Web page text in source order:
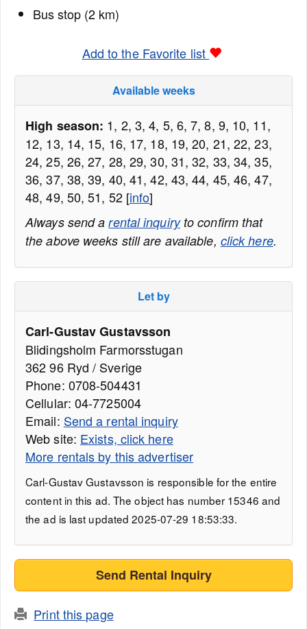
Bus stop (2 km)
Add to the Favorite list
Available weeks
High season: 1, 2, 3, 4, 5, 6, 7, 8, 9, 10, 11,
12, 13, 14, 15, 16, 17, 18, 19, 20, 21, 22, 23,
24, 25, 26, 27, 28, 29, 30, 31, 32, 33, 34, 35,
36, 37, 38, 39, 40, 41, 42, 43, 44, 45, 46, 47,
48, 49, 50, 51, 52 [info]
Always send arental inquiryto confirm that
the above weeks still are available, click here.
Let by
Carl-Gustav Gustavsson
Blidingsholm Farmorsstugan
362 96 Ryd / Sverige
Phone: 0708-504431
Cellular: 04-7725004
Email: Send a rental inquiry
Web site: Exists, click here
More rentals by this advertiser
Carl-Gustav Gustavsson is responsible for the entire
content in this ad. The object has number 15346 and
the ad is last updated 2025-07-29 18:53:33.
Send Rental Inquiry
Print this page